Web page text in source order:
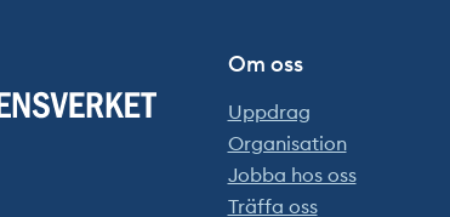
Om oss
Uppdrag
Organisation
Jobba hos oss
Träffa oss